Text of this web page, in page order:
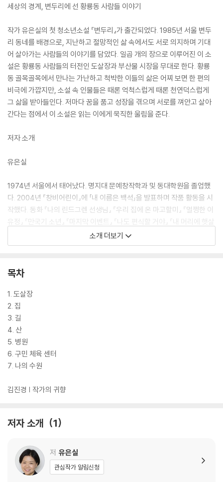
세상의 경계, 변두리에 선 황룡동 사람들 이야기
작가 유은실의 첫 청소년소설 『변두리』가 출간되었다. 1985년 서울 변두
리 동네를 배경으로, 지난하고 절망적인 삶 속에서도 서로 의지하며 기대
어 살아가는 사람들의 이야기를 담았다. 일곱 개의 장으로 이루어진 이 소
설은 황룡동 사람들의 터전인 도살장과 부산물 시장을 무대로 한다. 황룡
동 골목골목에서 만나는 가난하고 척박한 이들의 삶은 어찌 보면 한 편의
비극에 가깝지만, 소설 속 인물들은 때론 억척스럽게 때론 천연덕스럽게
그 삶을 받아들인다. 저마다 꿈을 품고 성장을 겪으며 서로를 껴안고 살아
간다는 점에서 이 소설은 읽는 이에게 묵직한 울림을 준다.
저자 소개
유은실
1974년 서울에서 태어났다. 명지대 문예창작학과 및 동대학원을 졸업했
다. 2004년 『창비어린이』에 「내 이름은 백석」을 발표하며 작품 활동을 시
작했다. 동화 『나의 린드그렌 선생님』 『우리 집에 온 마고할미』 『멀쩡한 이
유정』 『만국기 소년』 『마지막 이벤트』 『나도 편식할 거야』 『내 머리에 햇살
냄새』 『일수의 탄생』등과, 청소년소설 『변두리』를 썼다. 2007년 『만국기
소년』으로 한국어린이도서상을 수상하였고, 2010년 『멀쩡한 이유정』이 I
소개 더보기
목차
1. 도살장
2. 집
3. 길
4. 산
5. 병원
6. 구민 체육 센터
7. 나의 수원
김진경 | 작가의 귀향
저자 소개 1
저 유은실
관심작가 알림신청